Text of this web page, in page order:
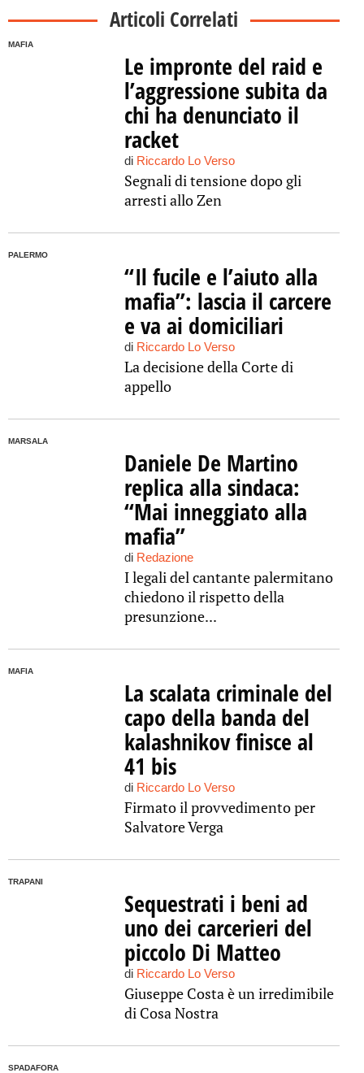
Articoli Correlati
MAFIA
Le impronte del raid e
l’aggressione subita da
chi ha denunciato il
racket
di Riccardo Lo Verso
Segnali di tensione dopo gli
arresti allo Zen
PALERMO
“Il fucile e l’aiuto alla
mafia”: lascia il carcere
e va ai domiciliari
di Riccardo Lo Verso
La decisione della Corte di
appello
MARSALA
Daniele De Martino
replica alla sindaca:
“Mai inneggiato alla
mafia”
di Redazione
I legali del cantante palermitano
chiedono il rispetto della
presunzione...
MAFIA
La scalata criminale del
capo della banda del
kalashnikov finisce al
41 bis
di Riccardo Lo Verso
Firmato il provvedimento per
Salvatore Verga
TRAPANI
Sequestrati i beni ad
uno dei carcerieri del
piccolo Di Matteo
di Riccardo Lo Verso
Giuseppe Costa è un irredimibile
di Cosa Nostra
SPADAFORA